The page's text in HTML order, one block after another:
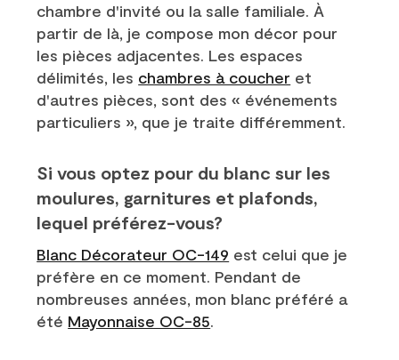
chambre d'invité ou la salle familiale. À
partir de là, je compose mon décor pour
les pièces adjacentes. Les espaces
délimités, les chambres à coucher et
d'autres pièces, sont des « événements
particuliers », que je traite différemment.
Si vous optez pour du blanc sur les
moulures, garnitures et plafonds,
lequel préférez-vous?
Blanc Décorateur OC-149 est celui que je
préfère en ce moment. Pendant de
nombreuses années, mon blanc préféré a
été Mayonnaise OC-85.